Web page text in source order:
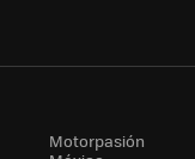
Motorpasión